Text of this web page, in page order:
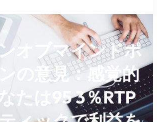
オブマインドポ
の意見：感覚的
たは95 3％RTP